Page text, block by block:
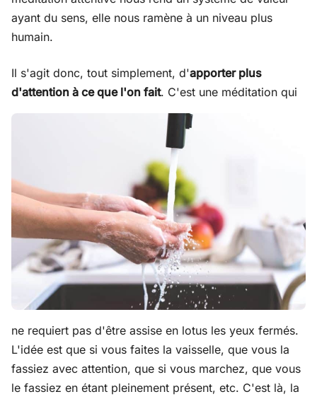
ayant du sens, elle nous ramène à un niveau plus
humain.
Il s'agit donc, tout simplement, d'apporter plus
d'attention à ce que l'on fait. C'est une méditation qui
ne requiert pas d'être assise en lotus les yeux fermés.
L'idée est que si vous faites la vaisselle, que vous la
fassiez avec attention, que si vous marchez, que vous
le fassiez en étant pleinement présent, etc. C'est là, la